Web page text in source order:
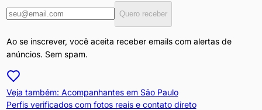
Quero receber
Ao se inscrever, você aceita receber emails com alertas de
anúncios. Sem spam.
Veja também: Acompanhantes em São Paulo
Perfis verificados com fotos reais e contato direto